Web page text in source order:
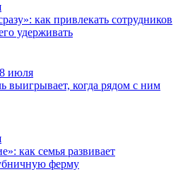
как привлекать сотрудников
удерживать
июля
выигрывает, когда рядом с ним
как семья развивает
ферму